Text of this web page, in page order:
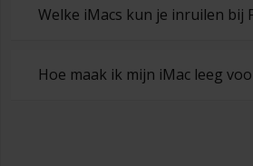
Welke iMacs kun je inruilen bij
Hoe maak ik mijn iMac leeg